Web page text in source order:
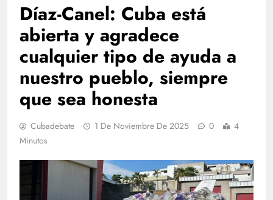
Díaz-Canel: Cuba está
abierta y agradece
cualquier tipo de ayuda a
nuestro pueblo, siempre
que sea honesta
Cubadebate 1 De Noviembre De 2025 0
4
Minutos